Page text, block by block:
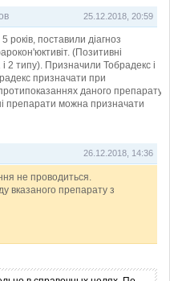
25.12.2018, 20:59
років, поставили діагноз
(Позитивні
2 типу). Призначили Тобрадекс і
призначати при
даного препарату
препарати можна призначати
26.12.2018, 14:36
не проводиться.
вказаного препарату з